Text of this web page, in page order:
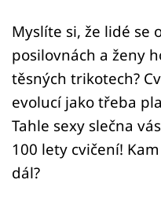
Sledujte nás
Myslíte si, že lidé se
posilovnách a ženy
těsných trikotech?
evolucí jako třeba
Tahle sexy slečna
100 lety cvičení!
dál?